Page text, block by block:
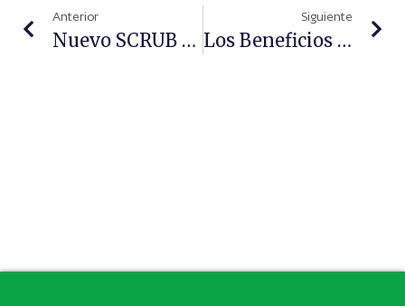
Anterior
Nuevo SCRUB & DETOX De Filorga, Exfoliante Con Carbón Activado
Siguiente
Los Beneficios De La Menta Acuática De Klorane En Tu Cabello